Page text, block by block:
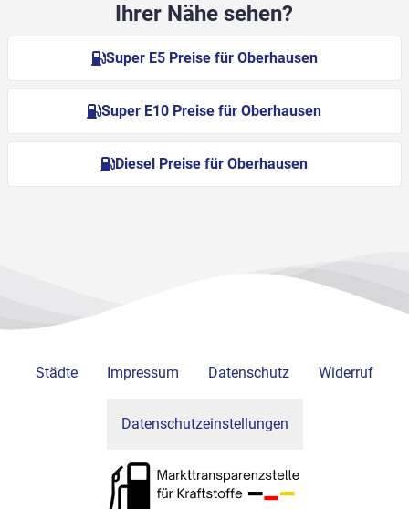
Ihrer Nähe sehen?
Super E5 Preise für Oberhausen
Super E10 Preise für Oberhausen
Diesel Preise für Oberhausen
Städte Impressum Datenschutz Widerruf
Datenschutzeinstellungen